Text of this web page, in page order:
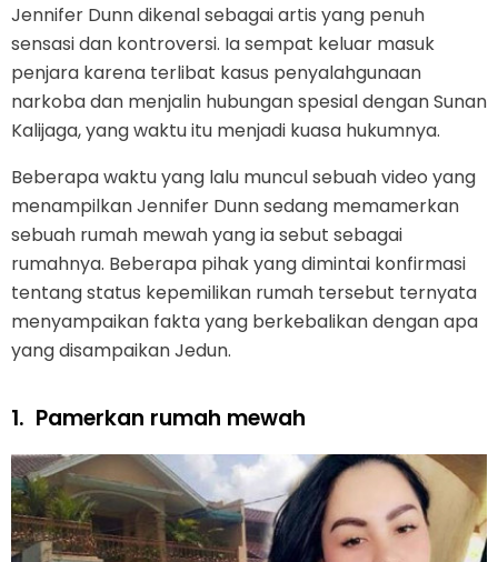
Jennifer Dunn dikenal sebagai artis yang penuh
sensasi dan kontroversi. Ia sempat keluar masuk
penjara karena terlibat kasus penyalahgunaan
narkoba dan menjalin hubungan spesial dengan Sunan
Kalijaga, yang waktu itu menjadi kuasa hukumnya.
Beberapa waktu yang lalu muncul sebuah video yang
menampilkan Jennifer Dunn sedang memamerkan
sebuah rumah mewah yang ia sebut sebagai
rumahnya. Beberapa pihak yang dimintai konfirmasi
tentang status kepemilikan rumah tersebut ternyata
menyampaikan fakta yang berkebalikan dengan apa
yang disampaikan Jedun.
1. Pamerkan rumah mewah